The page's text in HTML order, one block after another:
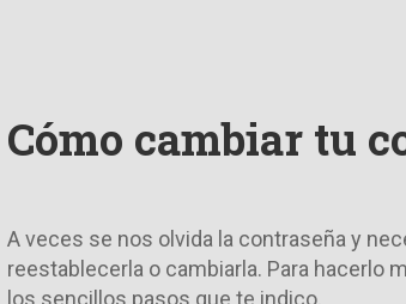
Cómo cambiar tu
A veces se nos olvida la contraseña y
reestablecerla o cambiarla. Para hacerlo
los sencillos pasos que te indico.